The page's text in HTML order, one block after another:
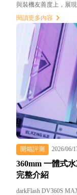
與裝機友善度上，展
閱讀更多內容
開箱評測 2026/06/
360mm 一體式
完整介紹
darkFlash DV360S